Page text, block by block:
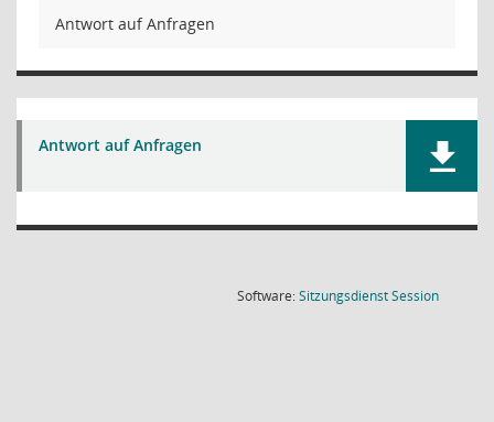
Antwort auf Anfragen
Antwort auf Anfragen
Software:SitzungsdienstSession(Wird in